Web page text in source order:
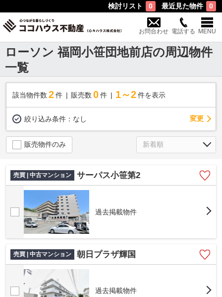
検討リスト 0 最近見た物件 0
お問合わせ 電話する MENU
ローソン 福岡小笹団地前店の周辺物件
一覧
該当物件数 2件 販売数 0 件 1～2 件を表示
絞り込み条件： なし 変更
販売物件のみ
売買 | 中古マンション サーパス小笹第2
過去掲載物件
売買 | 中古マンション 朝日プラザ輝国
過去掲載物件